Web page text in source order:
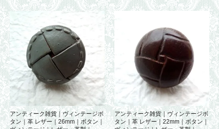
アンティーク雑貨｜ヴィンテージボ
タン｜革 レザー｜26mm｜ボタン｜
アンティーク雑貨｜ヴィンテージボ
タン｜革 レザー｜22mm｜ボタン｜